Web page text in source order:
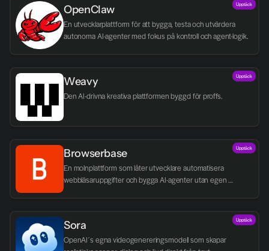
OpenClaw
En utvecklarplattform för att bygga, testa och utvärdera
autonoma AI-agenter med fokus på kontroll och agent-logik.
Upptäck
Weavy
Den AI-drivna kreativa plattformen byggd för proffs.
Upptäck
Browserbase
En molnplattform som låter utvecklare automatisera
webbläsaruppgifter och bygga AI-agenter utan egen
Upptäck
Sora
OpenAI´s egna videogenereringsmodell som skapar
Upptäck